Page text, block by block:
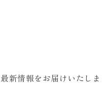
新情報をお届けいたしま